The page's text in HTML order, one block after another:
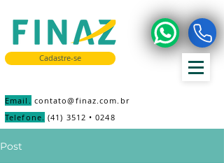
Email. contato@finaz.com.br
Telefone. (41) 3512 • 0248
Cadastre-se
Post